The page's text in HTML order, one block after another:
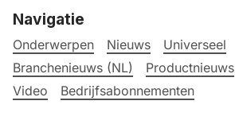
Navigatie
Onderwerpen Nieuws
Universeel
Branchenieuws (NL)
Productnieuws
Video
Bedrijfsabonnementen